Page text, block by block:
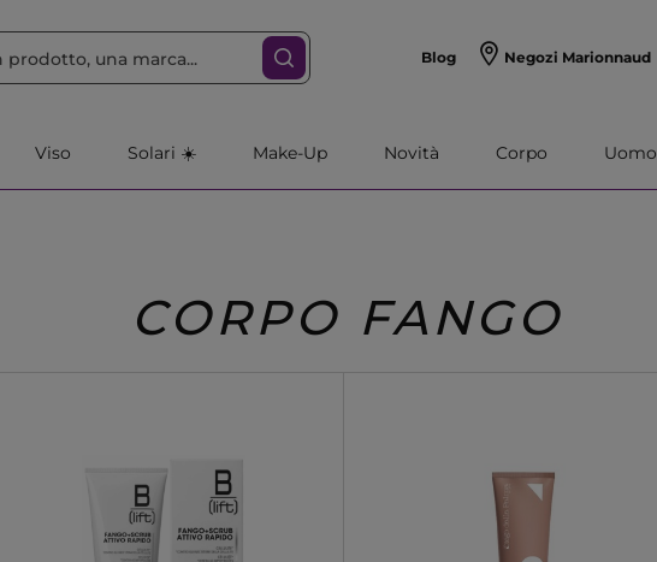
Blog Negozi Marionnaud
Viso Solari ☀️ Make-Up Novità Corpo Uomo
CORPO FANGO